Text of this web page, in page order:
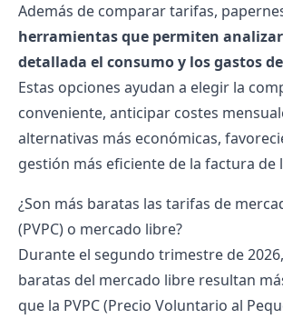
Además de comparar tarifas,
herramientas que permiten
detallada el consumo y los gastos
Estas opciones ayudan a elegir la
conveniente, anticipar costes
alternativas más económicas,
gestión más eficiente de la factura de
¿Son más baratas las tarifas de
(PVPC) o mercado libre?
Durante el segundo trimestre de
baratas del mercado libre resultan
que la PVPC (Precio Voluntario al